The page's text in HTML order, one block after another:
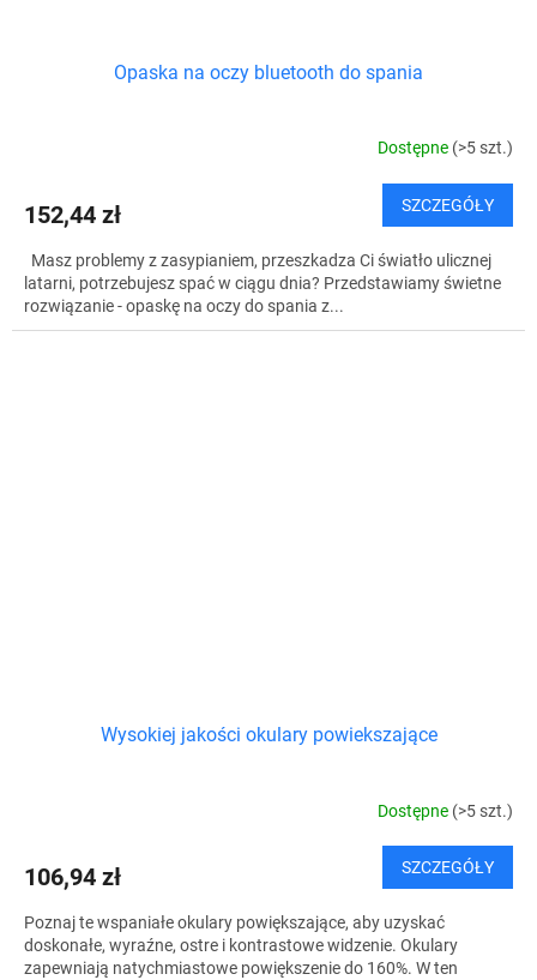
Opaska na oczy bluetooth do spania
Dostępne (>5 szt.)
152,44 zł SZCZEGÓŁY
Masz problemy z zasypianiem, przeszkadza Ci światło ulicznej
latarni, potrzebujesz spać w ciągu dnia? Przedstawiamy świetne
rozwiązanie - opaskę na oczy do spania z...
Wysokiej jakości okulary powiekszające
Dostępne (>5 szt.)
106,94 zł SZCZEGÓŁY
Poznaj te wspaniałe okulary powiększające, aby uzyskać
doskonałe, wyraźne, ostre i kontrastowe widzenie. Okulary
zapewniają natychmiastowe powiększenie do 160%. W ten